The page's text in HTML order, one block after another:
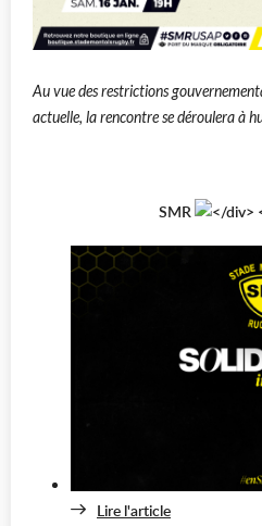
Au vue des restrictions
actuelle, la rencontre se déroulera à
SMR
Lire l'article